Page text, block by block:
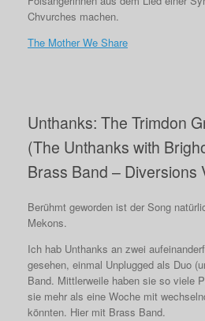
Chvurches machen.
The Mother We Share
Unthanks: The Trimdon
(The Unthanks with
Brass Band – Diversions
Berühmt geworden ist der Song
Mekons.
Ich hab Unthanks an zwei
gesehen, einmal Unplugged als Duo
Band. Mittlerweile haben sie so viele
sie mehr als eine Woche mit
könnten. Hier mit Brass Band.